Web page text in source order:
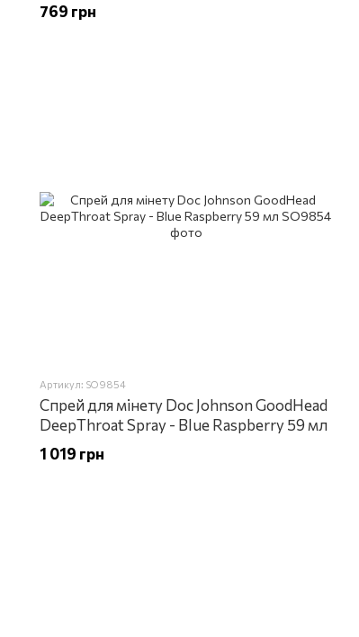
769 грн
Артикул: SO9854
Спрей для мінету Doc Johnson GoodHead
DeepThroat Spray - Blue Raspberry 59 мл
1 019 грн